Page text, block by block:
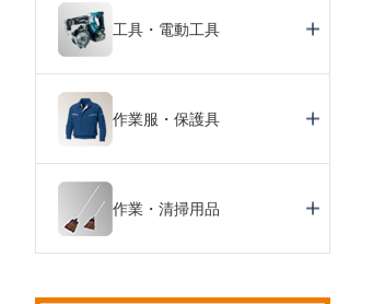
工具・電動工具
作業服・保護具
作業・清掃用品